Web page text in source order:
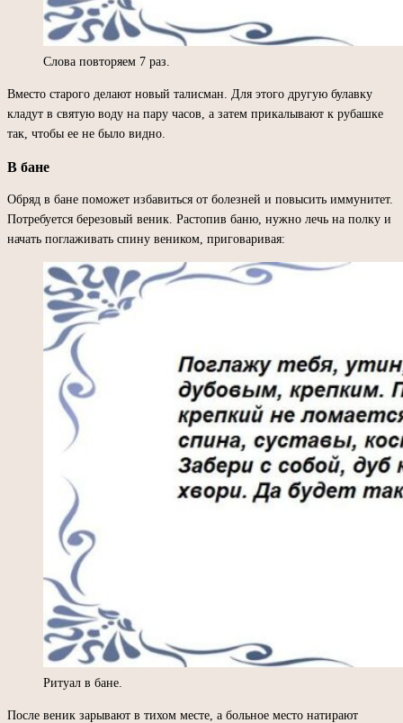
Слова повторяем 7 раз.
Вместо старого делают новый талисман. Для этого другую булавку
кладут в святую воду на пару часов, а затем прикалывают к рубашке
так, чтобы ее не было видно.
В бане
Обряд в бане поможет избавиться от болезней и повысить иммунитет.
Потребуется березовый веник. Растопив баню, нужно лечь на полку и
начать поглаживать спину веником, приговаривая:
Ритуал в бане.
После веник зарывают в тихом месте, а больное место натирают